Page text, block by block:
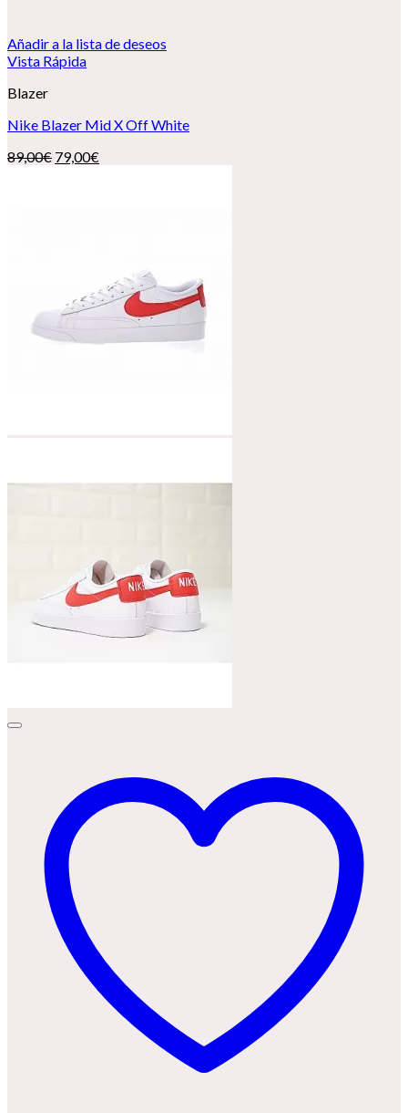
Añadir a la lista de deseos
Vista Rápida
Blazer
Nike Blazer Mid X Off White
89,00€ El
79,00€